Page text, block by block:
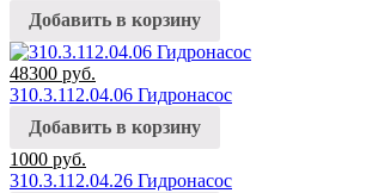
Добавить в корзину
48300 руб.
310.3.112.04.06 Гидронасос
Добавить в корзину
1000 руб.
310.3.112.04.26 Гидронасос